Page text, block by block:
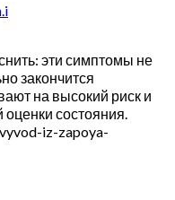
эти симптомы не
закончится
на высокий риск и
состояния.
vyvod-iz-zapoya-